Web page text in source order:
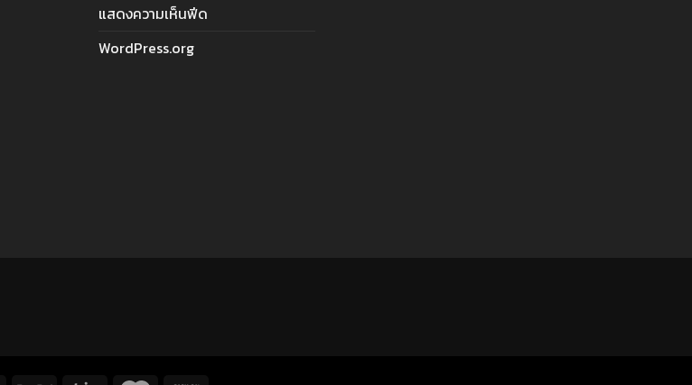
แสดงความเห็นฟีด
WordPress.org